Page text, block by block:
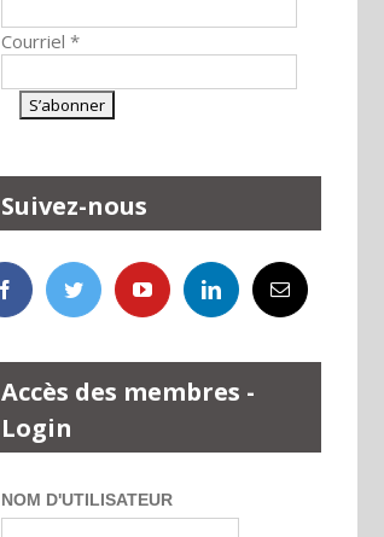
Courriel *
Suivez-nous
Accès des membres -
Login
NOM D'UTILISATEUR